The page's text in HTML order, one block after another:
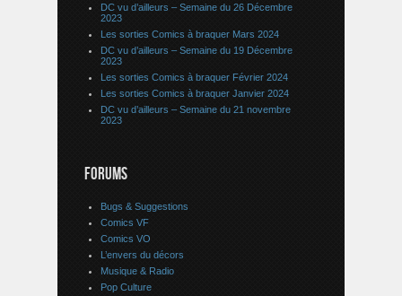
DC vu d’ailleurs – Semaine du 26 Décembre
2023
Les sorties Comics à braquer Mars 2024
DC vu d’ailleurs – Semaine du 19 Décembre
2023
Les sorties Comics à braquer Février 2024
Les sorties Comics à braquer Janvier 2024
DC vu d’ailleurs – Semaine du 21 novembre
2023
FORUMS
Bugs & Suggestions
Comics VF
Comics VO
L’envers du décors
Musique & Radio
Pop Culture